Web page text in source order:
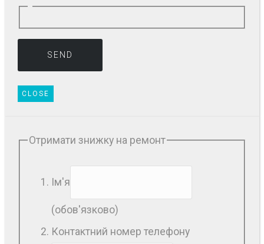
CLOSE
Отримати знижку на ремонт
Ім'я
(обов'язково)
Контактний номер телефону